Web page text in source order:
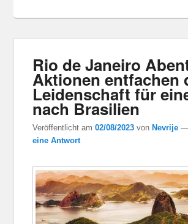
Rio de Janeiro
Aktionen entfachen
Leidenschaft für
nach Brasilien
Veröffentlicht am02/08/2023 von Nevrije —
eine Antwort